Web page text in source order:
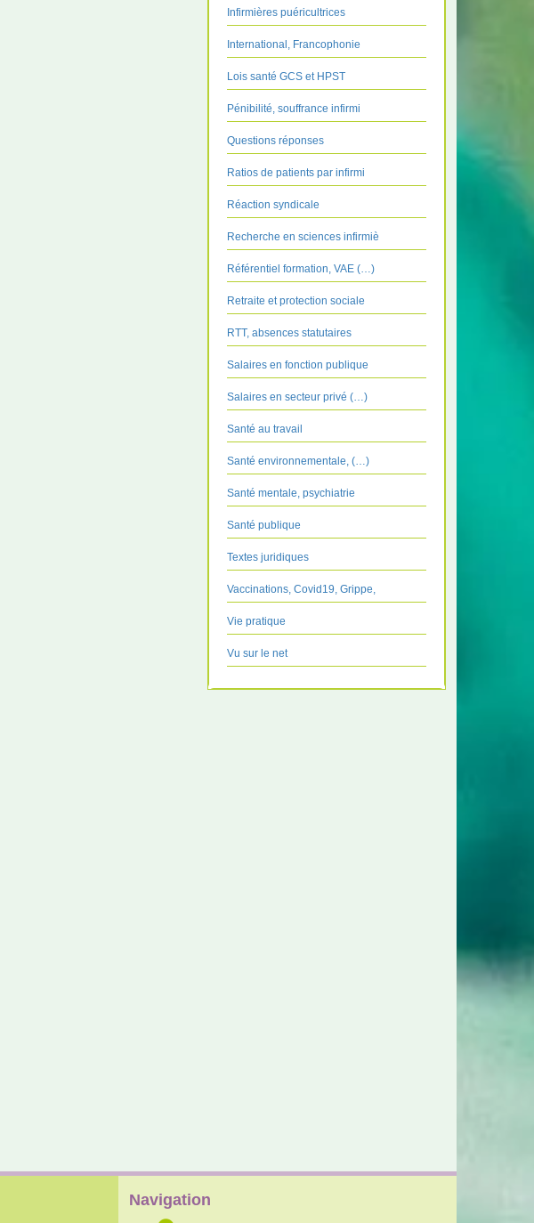
Infirmières puéricultrices
International, Francophonie
Lois santé GCS et HPST
Pénibilité, souffrance infirmi
Questions réponses
Ratios de patients par infirmi
Réaction syndicale
Recherche en sciences infirmiè
Référentiel formation, VAE (…)
Retraite et protection sociale
RTT, absences statutaires
Salaires en fonction publique
Salaires en secteur privé (…)
Santé au travail
Santé environnementale, (…)
Santé mentale, psychiatrie
Santé publique
Textes juridiques
Vaccinations, Covid19, Grippe,
Vie pratique
Vu sur le net
Navigation